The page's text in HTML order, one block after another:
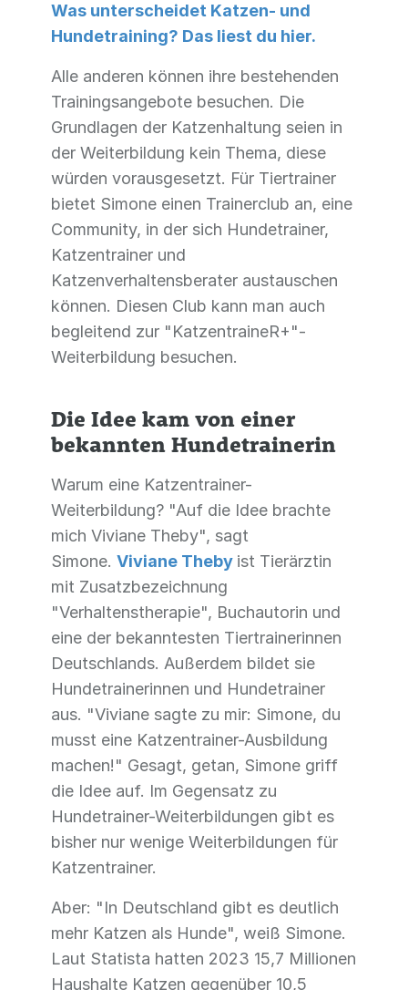
Was unterscheidet Katzen- und
Hundetraining? Das liest du hier.
Alle anderen können ihre bestehenden
Trainingsangebote besuchen. Die
Grundlagen der Katzenhaltung seien in
der Weiterbildung kein Thema, diese
würden vorausgesetzt. Für Tiertrainer
bietet Simone einen Trainerclub an, eine
Community, in der sich Hundetrainer,
Katzentrainer und
Katzenverhaltensberater austauschen
können. Diesen Club kann man auch
begleitend zur "KatzentraineR+"-
Weiterbildung besuchen.
Die Idee kam von einer
bekannten Hundetrainerin
Warum eine Katzentrainer-
Weiterbildung? "Auf die Idee brachte
mich Viviane Theby", sagt
Simone. Viviane Theby ist Tierärztin
mit Zusatzbezeichnung
"Verhaltenstherapie", Buchautorin und
eine der bekanntesten Tiertrainerinnen
Deutschlands. Außerdem bildet sie
Hundetrainerinnen und Hundetrainer
aus. "Viviane sagte zu mir: Simone, du
musst eine Katzentrainer-Ausbildung
machen!" Gesagt, getan, Simone griff
die Idee auf. Im Gegensatz zu
Hundetrainer-Weiterbildungen gibt es
bisher nur wenige Weiterbildungen für
Katzentrainer.
Aber: "In Deutschland gibt es deutlich
mehr Katzen als Hunde", weiß Simone.
Laut Statista hatten 2023 15,7 Millionen
Haushalte Katzen gegenüber 10,5